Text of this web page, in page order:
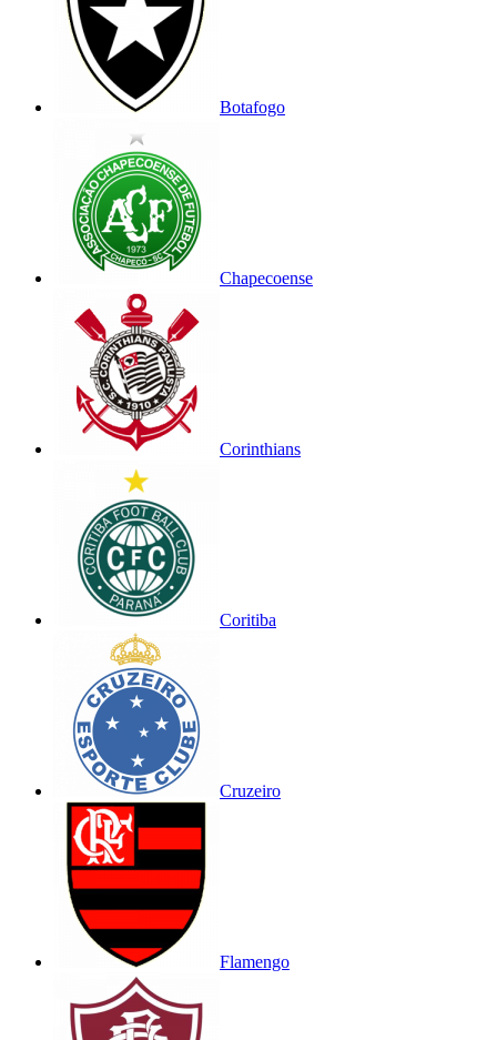
Botafogo
Chapecoense
Corinthians
Coritiba
Cruzeiro
Flamengo